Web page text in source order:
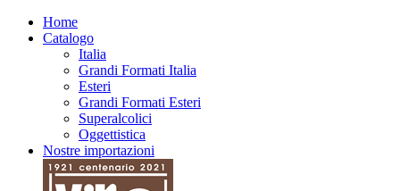
Home
Catalogo
Italia
Grandi Formati Italia
Esteri
Grandi Formati Esteri
Superalcolici
Oggettistica
Nostre importazioni